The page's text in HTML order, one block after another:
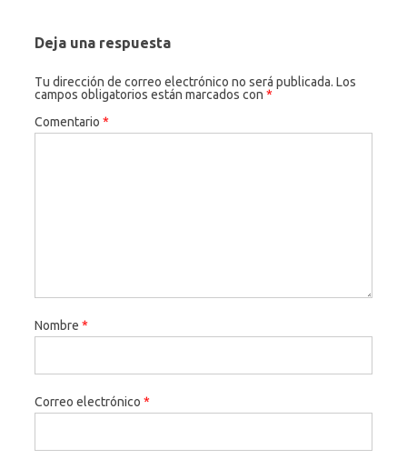
Deja una respuesta
Tu dirección de correo electrónico no será publicada. Los
campos obligatorios están marcados con *
Comentario *
Nombre *
Correo electrónico *